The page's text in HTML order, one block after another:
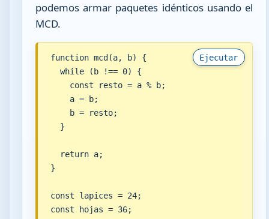
podemos armar paquetes idénticos usando el
MCD.
Ejecutar
function mcd(a, b) {
  while (b !== 0) {
    const resto = a % b;
    a = b;
    b = resto;
  }
  return a;
}
const lapices = 24;
const hojas = 36;